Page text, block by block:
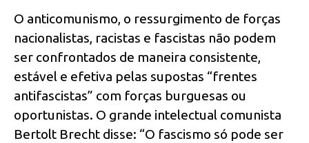
O anticomunismo, o ressurgimento de forças
nacionalistas, racistas e fascistas não podem
ser confrontados de maneira consistente,
estável e efetiva pelas supostas “frentes
antifascistas” com forças burguesas ou
oportunistas. O grande intelectual comunista
Bertolt Brecht disse: “O fascismo só pode ser